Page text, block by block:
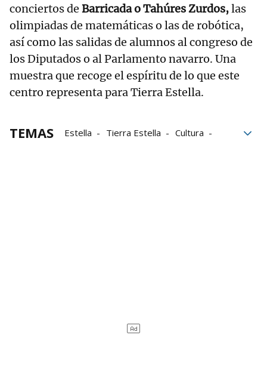
conciertos de Barricada o Tahúres Zurdos,las
olimpiadas de matemáticas o las de robótica,
así como las salidas de alumnos al congreso de
los Diputados o al Parlamento navarro. Una
muestra que recoge el espíritu de lo que este
centro representa para Tierra Estella.
TEMAS Estella Tierra Estella
Cultura